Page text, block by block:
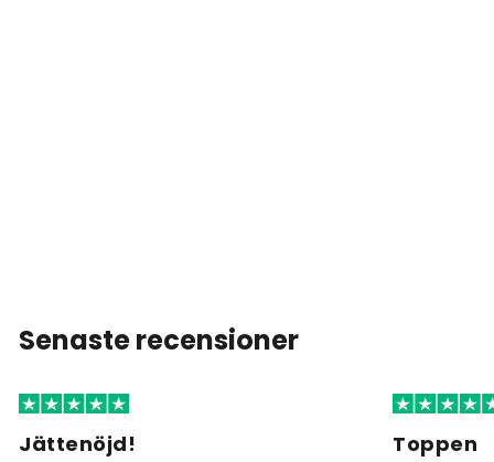
Senaste recensioner
Jättenöjd! Toppen